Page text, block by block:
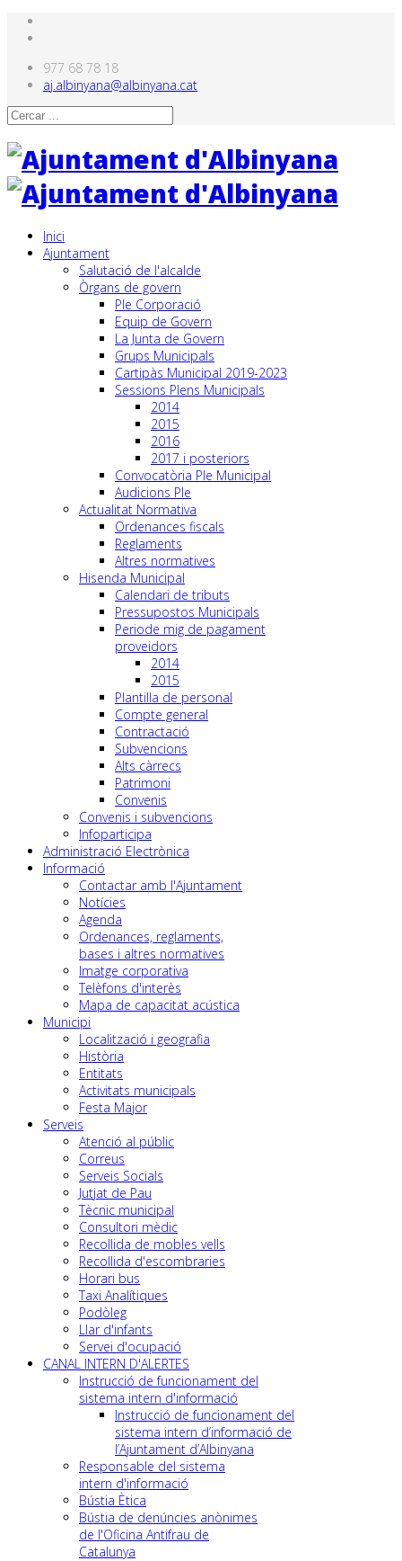
977 68 78 18
aj.albinyana@albinyana.cat
Inici
Ajuntament
Salutació de l'alcalde
Òrgans de govern
Ple Corporació
Equip de Govern
La Junta de Govern
Grups Municipals
Cartipàs Municipal 2019-2023
Sessions Plens Municipals
2014
2015
2016
2017 i posteriors
Convocatòria Ple Municipal
Audicions Ple
Actualitat Normativa
Ordenances fiscals
Reglaments
Altres normatives
Hisenda Municipal
Calendari de tributs
Pressupostos Municipals
Periode mig de pagament
proveidors
2014
2015
Plantilla de personal
Compte general
Contractació
Subvencions
Alts càrrecs
Patrimoni
Convenis
Convenis i subvencions
Infoparticipa
Administració Electrònica
Informació
Contactar amb l'Ajuntament
Notícies
Agenda
Ordenances, reglaments,
bases i altres normatives
Imatge corporativa
Telèfons d'interès
Mapa de capacitat acústica
Municipi
Localització i geografia
Història
Entitats
Activitats municipals
Festa Major
Serveis
Atenció al públic
Correus
Serveis Socials
Jutjat de Pau
Tècnic municipal
Consultori mèdic
Recollida de mobles vells
Recollida d'escombraries
Horari bus
Taxi Analítiques
Podòleg
Llar d'infants
Servei d'ocupació
CANAL INTERN D'ALERTES
Instrucció de funcionament del
sistema intern d'informació
Instrucció de funcionament del
sistema intern d’informació de
l’Ajuntament d’Albinyana
Responsable del sistema
intern d'informació
Bústia Ètica
Bústia de denúncies anònimes
de l'Oficina Antifrau de
Catalunya